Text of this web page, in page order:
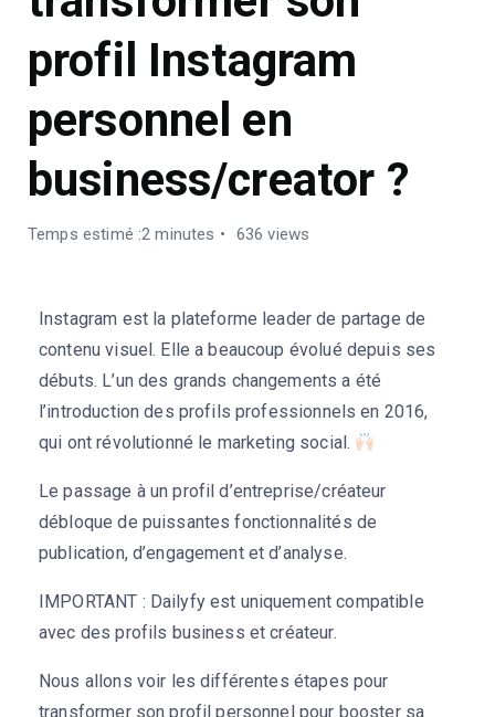
profil Instagram
personnel en
business/creator ?
Temps estimé :2 minutes 636 views
Instagram est la plateforme leader de partage de
contenu visuel. Elle a beaucoup évolué depuis ses
débuts. L’un des grands changements a été
l’introduction des profils professionnels en 2016,
qui ont révolutionné le marketing social.
Le passage à un profil d’entreprise/créateur
débloque de puissantes fonctionnalités de
publication, d’engagement et d’analyse.
IMPORTANT : Dailyfy est uniquement compatible
avec des profils business et créateur.
Nous allons voir les différentes étapes pour
transformer son profil personnel pour booster sa